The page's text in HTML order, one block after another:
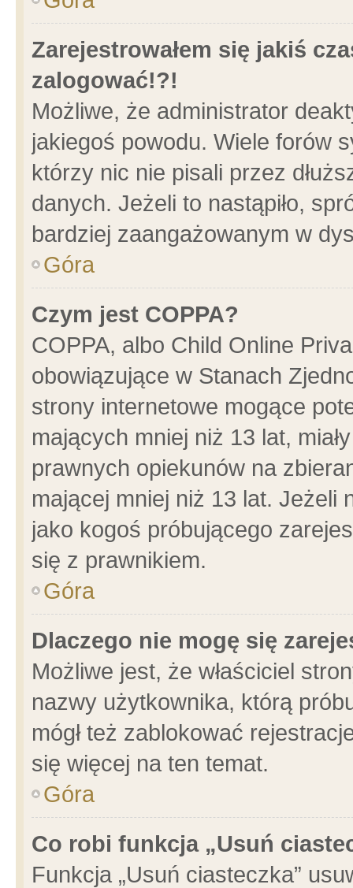
Zarejestrowałem się jakiś
zalogować!?!
Możliwe, że administrator
jakiegoś powodu. Wiele forów
którzy nic nie pisali przez
danych. Jeżeli to nastąpiło,
bardziej zaangażowanym w
Góra
Czym jest COPPA?
COPPA, albo Child Online
obowiązujące w Stanach
strony internetowe mogące
mających mniej niż 13 lat,
prawnych opiekunów na
mającej mniej niż 13 lat. Jeżeli
jako kogoś próbującego
się z prawnikiem.
Góra
Dlaczego nie mogę się
Możliwe jest, że właściciel
nazwy użytkownika, którą
mógł też zablokować
się więcej na ten temat.
Góra
Co robi funkcja „Usuń
Funkcja „Usuń ciasteczka”